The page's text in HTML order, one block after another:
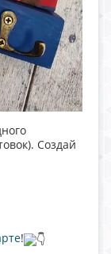
Создай
!